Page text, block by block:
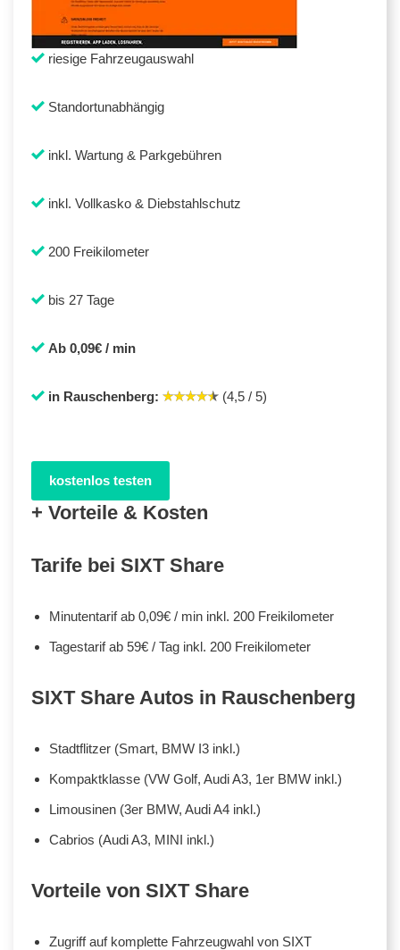
riesige Fahrzeugauswahl
Standortunabhängig
inkl. Wartung & Parkgebühren
inkl. Vollkasko & Diebstahlschutz
200 Freikilometer
bis 27 Tage
Ab 0,09€ / min
in Rauschenberg: (4,5 / 5)
kostenlos testen
+ Vorteile & Kosten
Tarife bei SIXT Share
Minutentarif ab 0,09€ / min inkl. 200 Freikilometer
Tagestarif ab 59€ / Tag inkl. 200 Freikilometer
SIXT Share Autos in Rauschenberg
Stadtflitzer (Smart, BMW I3 inkl.)
Kompaktklasse (VW Golf, Audi A3, 1er BMW inkl.)
Limousinen (3er BMW, Audi A4 inkl.)
Cabrios (Audi A3, MINI inkl.)
Vorteile von SIXT Share
Zugriff auf komplette Fahrzeugwahl von SIXT